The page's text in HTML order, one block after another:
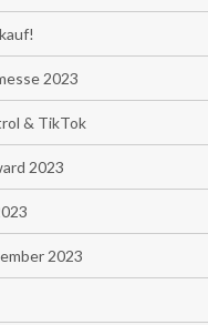
2023
& TikTok
2023
2023